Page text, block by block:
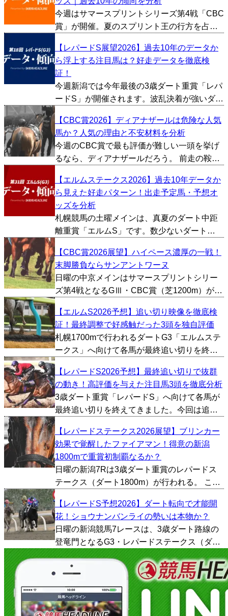
評価が高かった馬を3頭ピックアップしまし
た。 レイピア（...
今週はサマースプリントシリーズ第4戦「CBC
賞」が開催。夏のスプリント王の行方を占う
去10年間のデータをもとにCBC賞の傾向を探
っていきたいと思います。 ■上位人気が不
振、穴馬の選...
【レパードS展望2026】過去10年のデータか
ら浮上する注目馬は？好走データを徹底検
証！
今週新潟では今年最後の3歳ダート重賞「レパ
ードS」が開催されます。波乱決着が強いダー
す。今回は過去10年間のデータをもとにレパ
ードSの傾向を探っていきたいと思います。 ■
上位人気の...
【CBC賞2026】ディアナザールは危険な人気
馬か？人気の理由と不安材料を分析
今週のCBC賞で最も評価が難しい一頭を挙げ
るなら、ディアナザールだろう。 前走の鞍馬
かも勝ち時計1分6秒4という京都芝1200mのコ
ースレコード決着に対応したもので、勝ち馬
フ...
【エルムステークス2026】過去10年データか
ら見えた好走パターン！出走予定馬・予想オ
ッズを分析
札幌競馬の土曜メインは、真夏のダート中距
離重賞「エルムS」です。数少ないダート
もあり、コース適性や、距離適性を絡めた予
想をする必要がありそうです。ということで
今回は過去10年間...
【CBC賞2026展望】ハイペース濃厚の一戦！
末脚勝負ならサンアントワーヌ
日曜の中京メインはサマースプリントシリー
ズ第4戦となるGⅢ・CBC賞（芝1200m）が行
ースとして知られている。過去10年を振り返
ると、逃げ馬が馬券圏内に入ったケースは9
回。中...
【エルムS2026予想】追い切り映像を徹底検
証！最終調整で好感触だった3頭を独自評価
札幌1700mで行われるダートG3「エルムステ
ークス」へ向けて各馬が最終追い切りを終え
週前の内容などから総合的に好調馬を判断
し、とくに評価が高かった馬を3頭ピックアッ
プしました。...
【レパードS2026予想】最終追い切りで抜群
の動き！高評価を与えた注目馬3頭を徹底分析
3歳ダート重賞「レパードS」へ向けて各馬が
最終追い切りを終えてきました。今回は追い
的に好調馬を判断し、とくに評価が高かった
馬を3頭ピックアップしました。 メルカント
ゥール（牡3、...
【レパードステークス2026展望】ブリンカー
効果で覚醒したファイアマン！得意の新潟
1800mで重賞初制覇なるか？
日曜の新潟7Rは3歳ダート重賞のレパードス
テークス（ダート1800m）が行われる。 この
り、2年前には後にダート戦線の主役へと成長
したミッキーファイトが勝利を飾った。今年
は12頭立...
【レパードS予想2026】ダート転向で才能開
花！ショウナンバンライの勢いは本物か？
日曜の新潟競馬7レースは、3歳ダート路線の
登竜門となるG3・レパードステークス（ダー
ト1800m）が行われる。 例年のレパードステ
ークスは、秋のダート重賞やJpn1戦線へ向か
う素質馬が集結する一戦だ。ここを勝った馬
が古馬...